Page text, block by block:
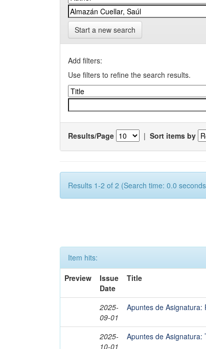
Start a new search
Add filters:
Use filters to refine the search results.
Results/Page | Sort items by
Results 1-2 of 2 (Search time: 0.0
Item hits:
Preview
Issue
Date
Title
2025-
09-01
Apuntes de Asignatura:
2025-
10-01
Apuntes de